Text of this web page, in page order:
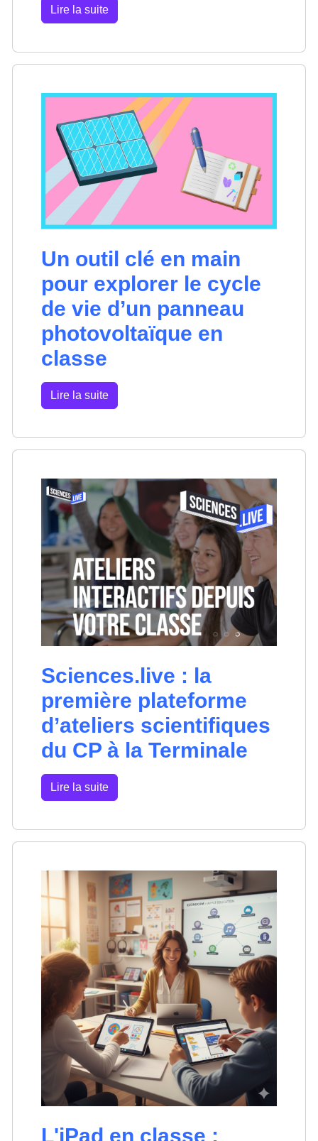
Lire la suite
Un outil clé en main
pour explorer le cycle
de vie d’un panneau
photovoltaïque en
classe
Lire la suite
Sciences.live : la
première plateforme
d’ateliers scientifiques
du CP à la Terminale
Lire la suite
L'iPad en classe :